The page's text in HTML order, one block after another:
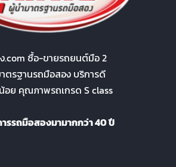
ซื้อ-ขายรถยนต์มือ 2
ตรฐานรถมือสอง บริการดี
อย คุณภาพรถเกรด S class
รรถมือสองมามากกว่า 40 ปี